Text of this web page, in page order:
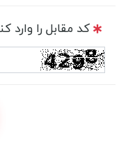
کد مقابل را وارد